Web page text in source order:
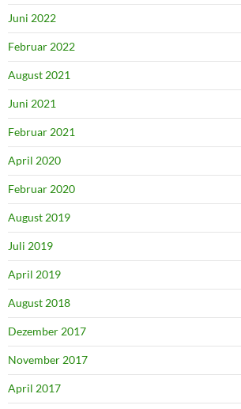
Juni 2022
Februar 2022
August 2021
Juni 2021
Februar 2021
April 2020
Februar 2020
August 2019
Juli 2019
April 2019
August 2018
Dezember 2017
November 2017
April 2017